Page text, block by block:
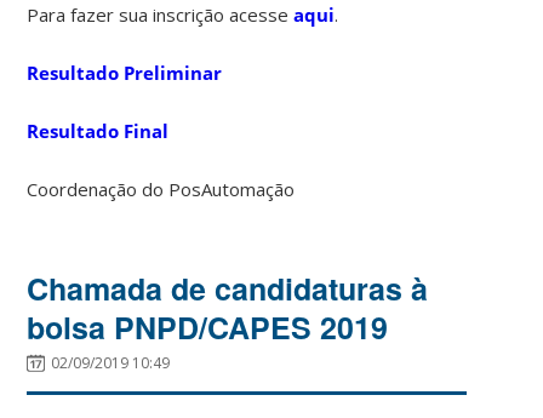
Para fazer sua inscrição acesseaqui.
Resultado Preliminar
Resultado Final
Coordenação do PosAutomação
Chamada de candidaturas à
bolsa PNPD/CAPES 2019
02/09/2019 10:49